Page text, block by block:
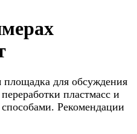
для обсуждения
пластмасс и
Рекомендации